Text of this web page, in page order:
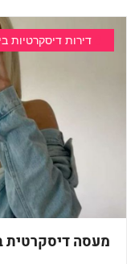
דירות דיסקרטיות
מעסה דיסקרטית